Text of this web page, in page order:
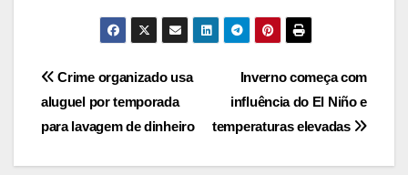
Navegação
de
Post
Inverno começa com
influência do El Niño e
temperaturas elevadas
Crime organizado usa
aluguel por temporada
para lavagem de dinheiro